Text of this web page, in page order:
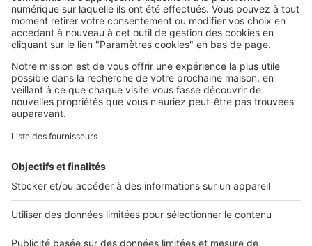
SeLoger c'est aussi
Retrouvez-nous sur ...